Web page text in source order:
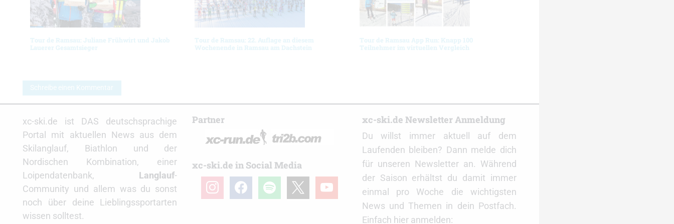
Tour de Ramsau: Juliane Frühwirt und Jakob
Lauerer Gesamtsieger
Tour de Ramsau: 22. Auflage an diesem
Wochenende in Ramsau am Dachstein
Tour de Ramsau App Run: Knapp 100
Teilnehmer im virtuellen Vergleich
Schreibe einen Kommentar
xc-ski.de ist DAS deutschsprachige
Portal mit aktuellen News aus dem
Skilanglauf, Biathlon und der
Nordischen Kombination, einer
Loipendatenbank, Langlauf-
Community und allem was du sonst
noch über deine Lieblingssportarten
wissen solltest.
Partner
xc-ski.de in Social Media
instagramfacebookspotify youtube
xc-ski.de Newsletter Anmeldung
Du willst immer aktuell auf dem
Laufenden bleiben? Dann melde dich
für unseren Newsletter an. Während
der Saison erhältst du damit immer
einmal pro Woche die wichtigsten
News und Themen in dein Postfach.
Einfach hier anmelden: